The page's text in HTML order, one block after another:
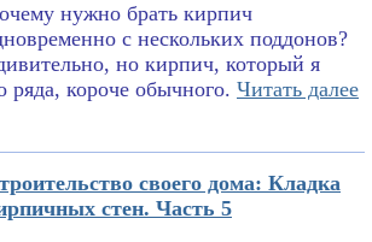
нужно брать кирпич
с нескольких поддонов?
но кирпич, который я
ряда, короче обычного. Читать далее
своего дома: Кладка
стен. Часть 5